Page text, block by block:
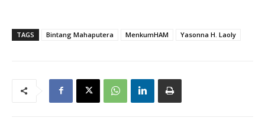
TAGS Bintang Mahaputera MenkumHAM Yasonna H. Laoly